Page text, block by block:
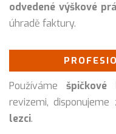
odvedené výškové
úhradě faktury.
Používáme špičkové
revizemi,
lezci.